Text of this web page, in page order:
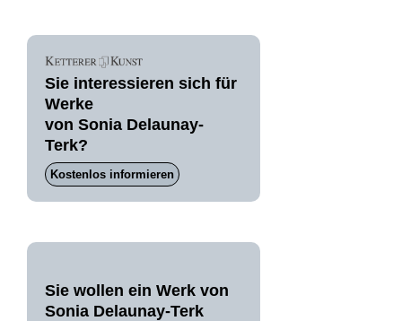
Sie interessieren sich für
Werke
von Sonia Delaunay-
Terk?
Kostenlos informieren
Sie wollen ein Werk von
Sonia Delaunay-Terk